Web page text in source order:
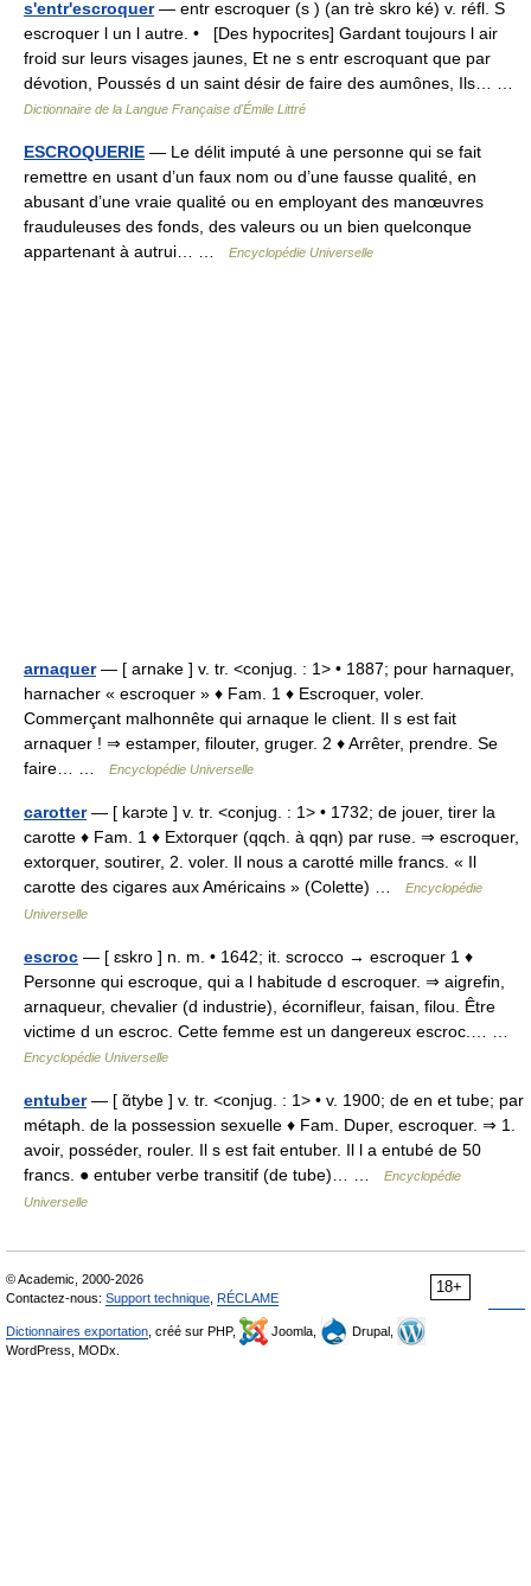
s'entr'escroquer— entr escroquer (s ) (an trè skro ké) v. réfl. S
escroquer l un l autre. • [Des hypocrites] Gardant toujours l air
froid sur leurs visages jaunes, Et ne s entr escroquant que par
dévotion, Poussés d un saint désir de faire des aumônes, Ils… …
Dictionnaire de la Langue Française d'Émile Littré
ESCROQUERIE — Le délit imputé à une personne qui se fait
remettre en usant d’un faux nom ou d’une fausse qualité, en
abusant d’une vraie qualité ou en employant des manœuvres
frauduleuses des fonds, des valeurs ou un bien quelconque
appartenant à autrui… …
Encyclopédie Universelle
arnaquer— [ arnake ] v. tr. <conjug. : 1> • 1887; pour harnaquer,
harnacher « escroquer » ♦ Fam. 1 ♦ Escroquer, voler.
Commerçant malhonnête qui arnaque le client. Il s est fait
arnaquer ! ⇒ estamper, filouter, gruger. 2 ♦ Arrêter, prendre. Se
faire… …
Encyclopédie Universelle
carotter— [ karɔte ] v. tr. <conjug. : 1> • 1732; de jouer, tirer la
carotte ♦ Fam. 1 ♦ Extorquer (qqch. à qqn) par ruse. ⇒ escroquer,
extorquer, soutirer, 2. voler. Il nous a carotté mille francs. « Il
carotte des cigares aux Américains » (Colette) …
Encyclopédie
Universelle
escroc — [ ɛskro ] n. m. • 1642; it. scrocco → escroquer 1 ♦
Personne qui escroque, qui a l habitude d escroquer. ⇒ aigrefin,
arnaqueur, chevalier (d industrie), écornifleur, faisan, filou. Être
victime d un escroc. Cette femme est un dangereux escroc.… …
Encyclopédie Universelle
entuber— [ ɑ̃tybe ] v. tr. <conjug. : 1> • v. 1900; de en et tube; par
métaph. de la possession sexuelle ♦ Fam. Duper, escroquer. ⇒ 1.
avoir, posséder, rouler. Il s est fait entuber. Il l a entubé de 50
francs. ● entuber verbe transitif (de tube)… …
Encyclopédie
Universelle
18+
© Academic, 2000-2026
Contactez-nous: Support technique RÉCLAME
Dictionnaires exportation , créé sur PHP, Joomla,
Drupal,
WordPress, MODx.